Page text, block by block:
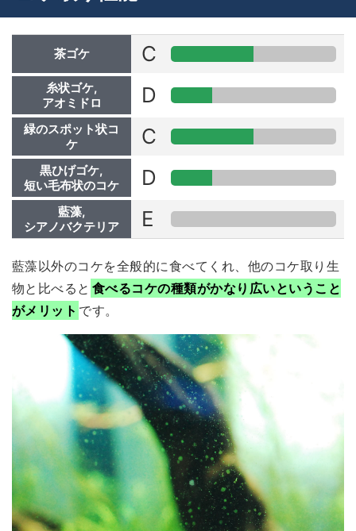
茶ゴケ C
糸状ゴケ,
アオミドロ
D
緑のスポット状コ
ケ
C
黒ひげゴケ,
短い毛布状のコケ
D
藍藻,
シアノバクテリア
E
藍藻以外のコケを全般的に食べてくれ、他のコケ取り生
物と比べると 食べるコケの種類がかなり広いということ
がメリット です。